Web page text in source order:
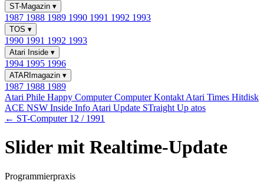
ST-Magazin ▾
1987 1988 1989 1990 1991 1992 1993
TOS ▾
1990 1991 1992 1993
Atari Inside ▾
1994 1995 1996
ATARImagazin ▾
1987 1988 1989
Atari Phile Happy ComputerComputer Kontakt Atari Times Hitdisk
ACE NSW Inside Info Atari Update STraight Up atos
← ST-Computer 12 / 1991
Slider mit Realtime-Update
Programmierpraxis